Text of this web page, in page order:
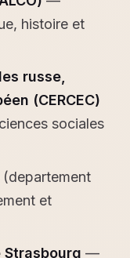
histoire et
russe,
(CERCEC)
sociales
(departement
et
Strasbourg —